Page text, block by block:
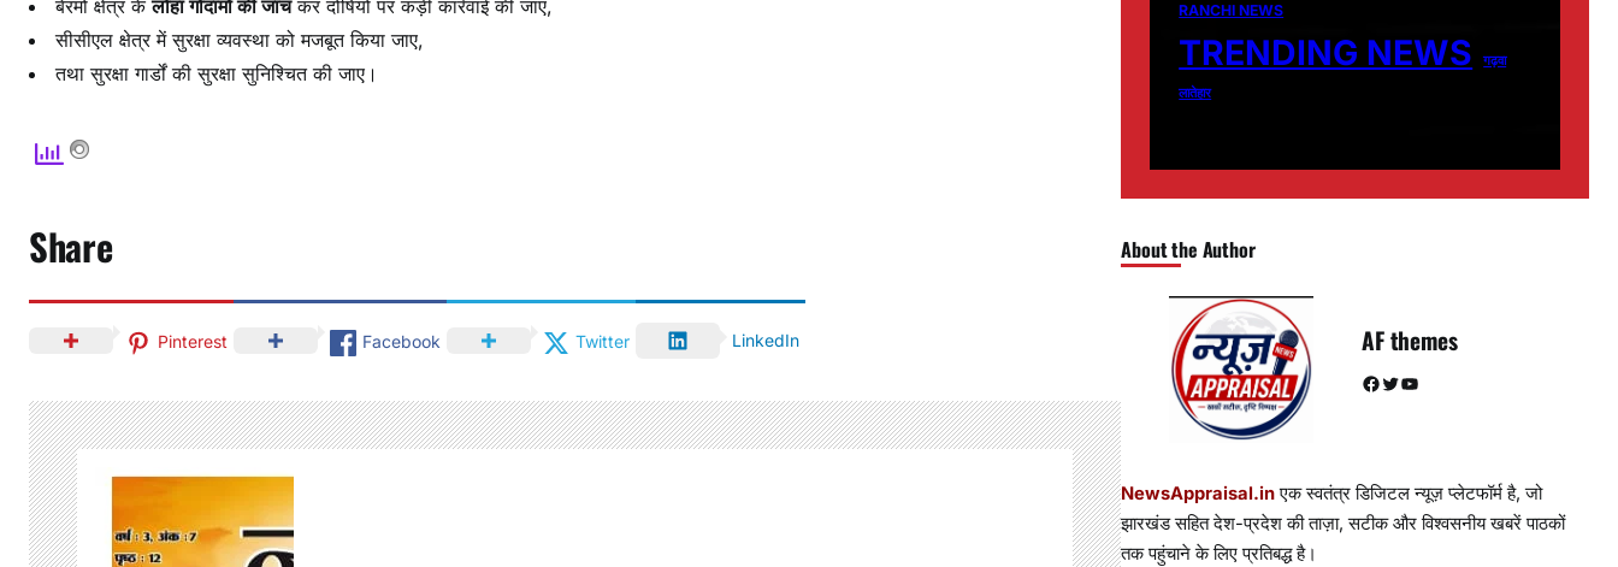
बेरमो क्षेत्र केलोहा गोदामों की जांचकर दोषियों पर कड़ी कार्रवाई की जाए,
सीसीएल क्षेत्र में सुरक्षा व्यवस्था को मजबूत किया जाए,
तथा सुरक्षा गार्डों की सुरक्षा सुनिश्चित की जाए।
Share
Pinterest Facebook Twitter LinkedIn
RANCHI NEWS
TRENDING NEWS
गढ़वा
लातेहार
About the Author
AF themes
Facebook Twitter YouTube
NewsAppraisal.inएक स्वतंत्र डिजिटल न्यूज़ प्लेटफॉर्म है, जो
झारखंड सहित देश-प्रदेश की ताज़ा, सटीक और विश्वसनीय खबरें पाठकों
तक पहुंचाने के लिए प्रतिबद्ध है।